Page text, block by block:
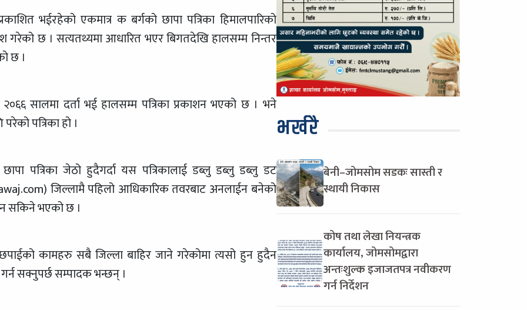
भईरहेको एकमात्र क बर्गको छापा पत्रिका हिमालपारिको
गरेको छ । सत्यतथ्यमा आधारित भएर बिगतदेखि हालसम्म निन्तर
छ ।
सालमा दर्ता भई हालसम्म पत्रिका प्रकाशन भएको छ । भने
पत्रिका हो ।
पत्रिका जेठो हुदैगर्दा यस पत्रिकालाई डब्लु डब्लु डब्लु डट
जिल्लामै पहिलो आधिकारिक तवरबाट अनलाईन बनेको
सकिने भएको छ ।
छपाईको कामहरु सबै जिल्ला बाहिर जाने गरेकोमा त्यसो हुन हुदैन
सक्नुपर्छ सम्पादक भन्छन् ।
भर्खरै
बेनी–जोमसोम सडकः सास्ती र
स्थायी निकास
कोष तथा लेखा नियन्त्रक
कार्यालय, जोमसोमद्वारा
अन्तःशुल्क इजाजतपत्र नवीकरण
गर्न निर्देशन